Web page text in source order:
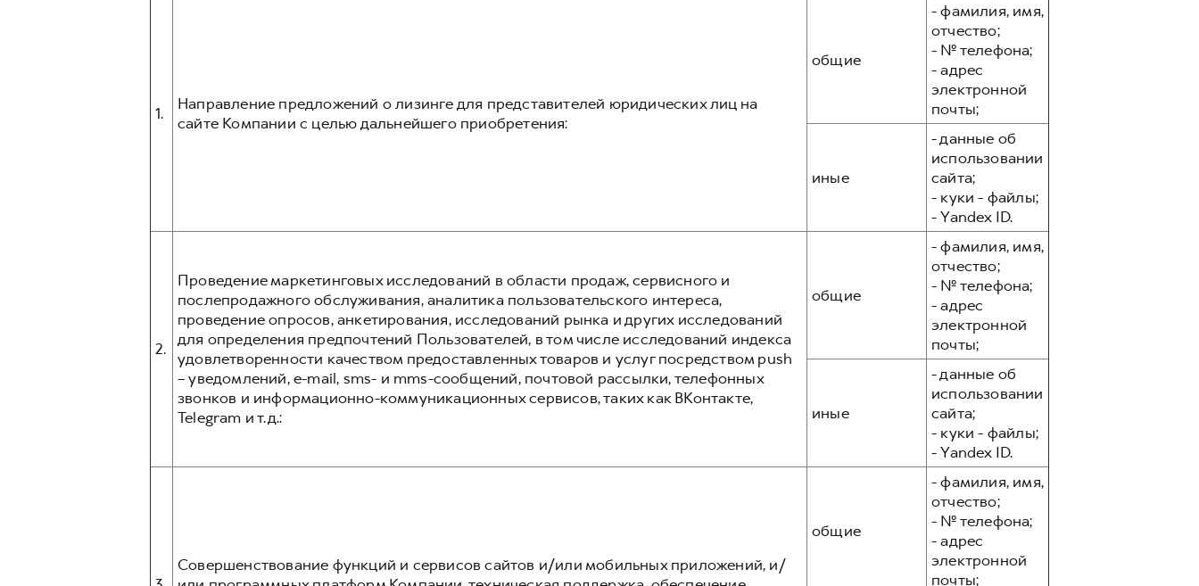
1.
Направление предложений о лизинге для представителей юридических лиц на
сайте Компании с целью дальнейшего приобретения:
общие
- фамилия, имя,
отчество;
- № телефона;
- адрес
электронной
почты;
иные
- данные об
использовании
сайта;
- куки - файлы;
- Yandex ID.
2.
Проведение маркетинговых исследований в области продаж, сервисного и
послепродажного обслуживания, аналитика пользовательского интереса,
проведение опросов, анкетирования, исследований рынка и других исследований
для определения предпочтений Пользователей, в том числе исследований индекса
удовлетворенности качеством предоставленных товаров и услуг посредством push
– уведомлений, e-mail, sms- и mms-сообщений, почтовой рассылки, телефонных
звонков и информационно-коммуникационных сервисов, таких как ВКонтакте,
Telegram и т.д.:
общие
- фамилия, имя,
отчество;
- № телефона;
- адрес
электронной
почты;
иные
- данные об
использовании
сайта;
- куки - файлы;
- Yandex ID.
Совершенствование функций и сервисов сайтов и/или мобильных приложений, и/
общие
- фамилия, имя,
отчество;
- № телефона;
- адрес
электронной
почты;